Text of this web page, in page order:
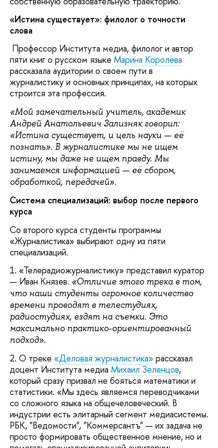
«Истина существует»: филолог о точности
слова
Профессор Института медиа, филолог и автор
пяти книг о русском языке Марина Королёва
рассказала аудитории о своем пути в
журналистику и основных принципах, на которых
строится эта профессия.
«Мой замечательный учитель, академик
Андрей Анатольевич Зализняк говорил:
«Истина существует, и цель науки — её
познать». В журналистике мы не ищем
истину, мы даже не ищем правду. Мы
занимаемся информацией — её сбором,
обработкой, передачей».
Система специализаций: выбор после первого
курса
Со второго курса студенты программы
«Журналистика» выбирают одну из пяти
специализаций.
1. «Телерадиожурналистику» представил куратор
— Иван Князев. «Отличие этого трека в том,
что наши студенты огромное количество
времени проводят в телестудиях,
радиостудиях, ездят на съемки. Это
максимально практико-ориентированный
подход».
2. О треке «Деловая журналистика» рассказал
доцент Института медиа Михаил Зеленцов,
который сразу призвал не бояться математики и
статистики. «Мы здесь являемся переводчиками
со сложного языка на общечеловеческий. В
индустрии есть элитарный сегмент медиасистемы.
РБК, "Ведомости", "Коммерсантъ" — их задача не
просто формировать общественное мнение, но и